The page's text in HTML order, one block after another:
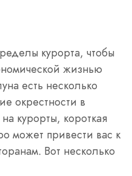
курорта, чтобы
жизнью
есть несколько
окрестности в
курорты, короткая
может привести вас к
Вот несколько